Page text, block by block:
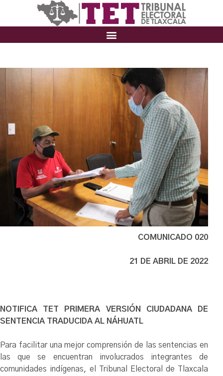
COMUNICADO 020
21 DE ABRIL DE 2022
NOTIFICA TET PRIMERA VERSIÓN CIUDADANA DE
SENTENCIA TRADUCIDA AL NÁHUATL
Para facilitar una mejor comprensión de las sentencias en
las que se encuentran involucrados integrantes de
comunidades indígenas, el Tribunal Electoral de Tlaxcala